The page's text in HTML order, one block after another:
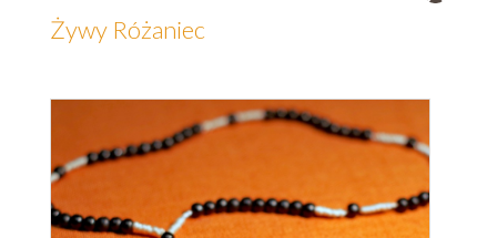
Żywy Różaniec